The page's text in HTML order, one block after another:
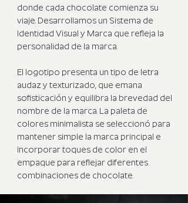
donde cada chocolate comienza su
viaje. Desarrollamos un Sistema de
Identidad Visual y Marca que refleja la
personalidad de la marca.
El logotipo presenta un tipo de letra
audaz y texturizado, que emana
sofisticación y equilibra la brevedad del
nombre de la marca. La paleta de
colores minimalista se seleccionó para
mantener simple la marca principal e
incorporar toques de color en el
empaque para reflejar diferentes
combinaciones de chocolate.